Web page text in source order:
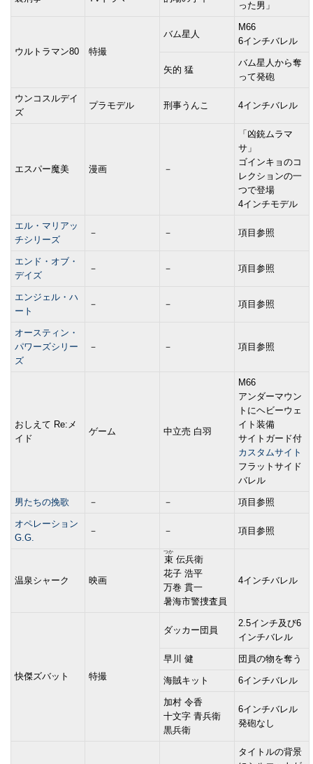
った男」
ウルトラマン80 特撮
バム星人
M66
6インチバレル
矢的 猛
バム星人から奪
って発砲
ウンコスルデイ
ズ
プラモデル 刑事うんこ 4インチバレル
エスパー魔美 漫画 －
「凶銃ムラマ
サ」
ゴインキョのコ
レクションの一
つで登場
4インチモデル
エル・マリアッ
チシリーズ
－ － 項目参照
エンド・オブ・
デイズ
－ － 項目参照
エンジェル・ハ
ート
－ － 項目参照
オースティン・
パワーズシリー
ズ
－ － 項目参照
おしえて Re:メ
イド
ゲーム 中立売 白羽
M66
アンダーマウン
トにヘビーウェ
イト装備
サイトガード付
カスタムサイト
フラットサイド
バレル
男たちの挽歌 － － 項目参照
オペレーション
G.G.
－ － 項目参照
温泉シャーク 映画
束
つか
伝兵衛
花子 浩平
万巻 貫一
暑海市警捜査員
4インチバレル
快傑ズバット 特撮
ダッカー団員
2.5インチ及び6
インチバレル
早川 健 団員の物を奪う
海賊キット 6インチバレル
加村 令香
十文字 青兵衛
黒兵衛
6インチバレル
発砲なし
タイトルの背景